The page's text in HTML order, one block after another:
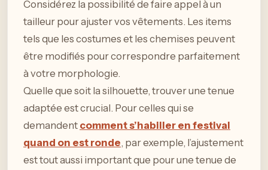
Considérez la possibilité de faire appel à un
tailleur pour ajuster vos vêtements. Les items
tels que les costumes et les chemises peuvent
être modifiés pour correspondre parfaitement
à votre morphologie.
Quelle que soit la silhouette, trouver une tenue
adaptée est crucial. Pour celles qui se
demandent comment s’habiller en festival
quand on est ronde, par exemple, l’ajustement
est tout aussi important que pour une tenue de